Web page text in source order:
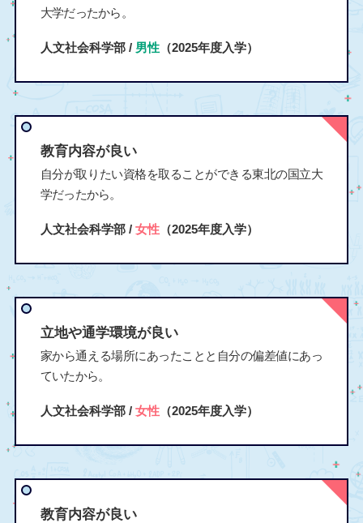
大学だったから。
人文社会科学部 / 男性（2025年度入学）
教育内容が良い
自分が取りたい資格を取ることができる東北の国立大
学だったから。
人文社会科学部 / 女性（2025年度入学）
立地や通学環境が良い
家から通える場所にあったことと自分の偏差値にあっ
ていたから。
人文社会科学部 / 女性（2025年度入学）
教育内容が良い